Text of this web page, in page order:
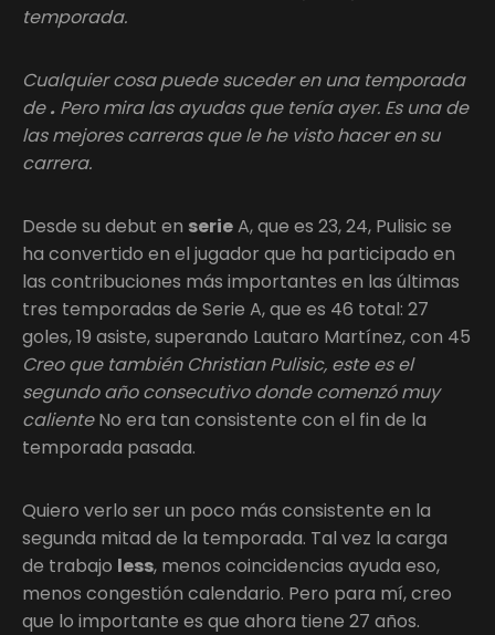
temporada.
Cualquier cosa puede suceder en una temporada
de. Pero mira las ayudas que tenía ayer. Es una de
las mejores carreras que le he visto hacer en su
carrera.
Desde su debut en serieA, que es 23, 24, Pulisic se
ha convertido en el jugador que ha participado en
las contribuciones más importantes en las últimas
tres temporadas de Serie A, que es 46 total: 27
goles, 19 asiste, superando Lautaro Martínez, con 45
Creo que también Christian Pulisic, este es el
segundo año consecutivo donde comenzó muy
calienteNo era tan consistente con el fin de la
temporada pasada.
Quiero verlo ser un poco más consistente en la
segunda mitad de la temporada. Tal vez la carga
de trabajo less, menos coincidencias ayuda eso,
menos congestión calendario. Pero para mí, creo
que lo importante es que ahora tiene 27 años.